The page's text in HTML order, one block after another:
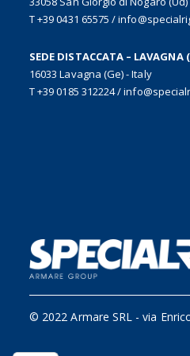
T +39 0431 65575 /
SEDE DISTACCATA – LAVAGNA
16033 Lavagna (Ge) - Italy
T +39 0185 312224/
© 2022 Armare SRL -via